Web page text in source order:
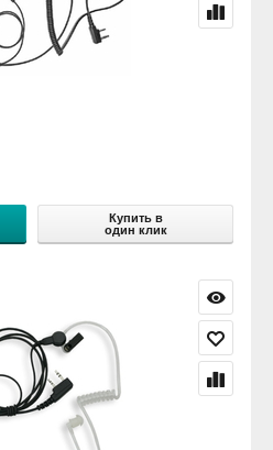
Купить в
один клик